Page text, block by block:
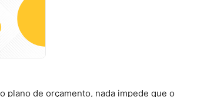
plano de orçamento, nada impede que o